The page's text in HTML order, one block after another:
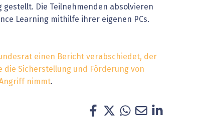
gestellt. Die Teilnehmenden absolvieren
Learning mithilfe ihrer eigenen PCs.
einen Bericht verabschiedet, der
die Sicherstellung und Förderung von
nimmt.